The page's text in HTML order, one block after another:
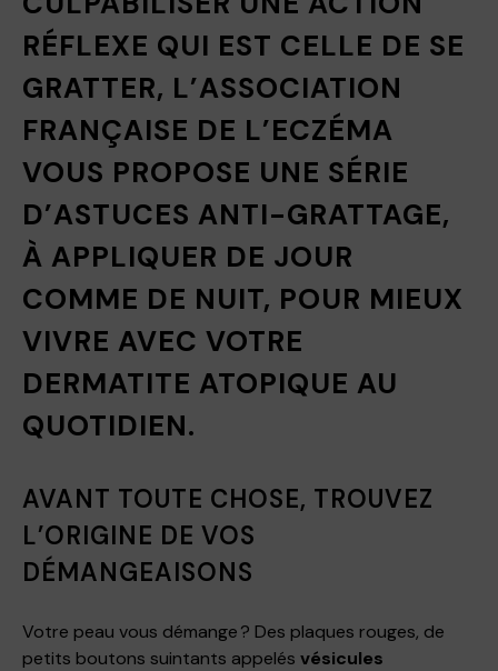
RÉFLEXE QUI EST CELLE DE SE
GRATTER, L’ASSOCIATION
FRANÇAISE DE L’ECZÉMA
VOUS PROPOSE UNE SÉRIE
D’ASTUCES ANTI-GRATTAGE,
À APPLIQUER DE JOUR
COMME DE NUIT, POUR MIEUX
VIVRE AVEC VOTRE
DERMATITE ATOPIQUE AU
QUOTIDIEN.
AVANT TOUTE CHOSE, TROUVEZ
L’ORIGINE DE VOS
DÉMANGEAISONS
Votre peau vous démange ? Des plaques rouges, de
petits boutons suintants appelés vésicules